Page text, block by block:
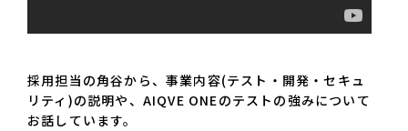
採用担当の角谷から、事業内容(テスト・開発・セキュ
リティ)の説明や、AIQVE ONEのテストの強みについて
お話しています。